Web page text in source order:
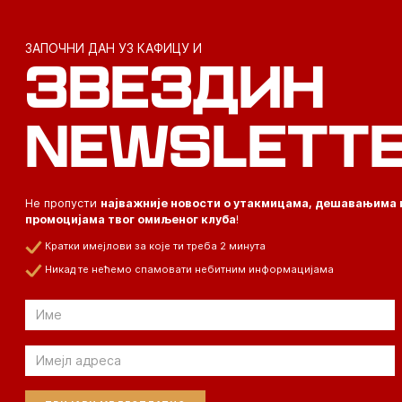
ЗАПОЧНИ ДАН УЗ КАФИЦУ И
ЗВЕЗДИН
Не пропусти најважније новости о утакмицама, дешавањима
промоцијама твог омиљеног клуба!
Кратки имејлови за које ти треба 2 минута
Никад те нећемо спамовати небитним информацијама
Email
Email